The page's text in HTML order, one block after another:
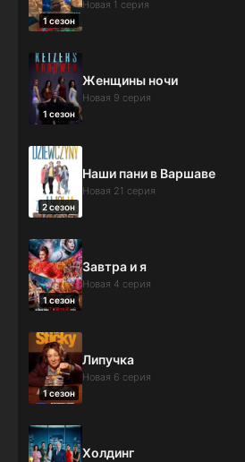
1 сезон
Новая 1 серия
1 сезон
Женщины ночи
Новая 9 серия
2 сезон
Наши пани в Варшаве
Новая 21 серия
1 сезон
Завтра и я
Новая 4 серия
1 сезон
Липучка
Новая 6 серия
Холдинг